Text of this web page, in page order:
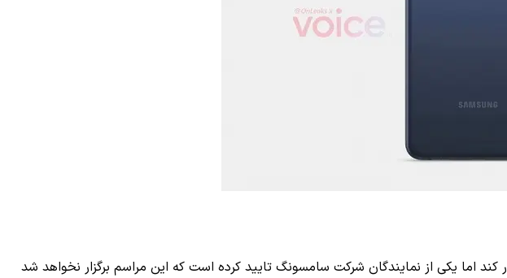
کند اما یکی از نمایندگان شرکت سامسونگ تایید کرده است که این مراسم برگزار نخواهد شد